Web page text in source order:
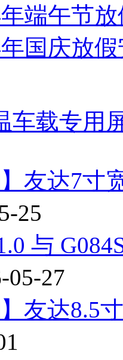
年端午节
国庆放
车载专用
】友达7寸
25
与
05-27
】友达8.5